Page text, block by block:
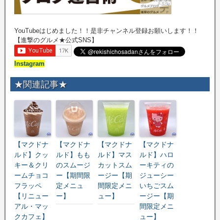
YouTubeはじめました！！是非チャンネル登録お願いします！！
【進撃のグルメ★公式SNS】
Instagram
★関連記事★
【マクドナ
ルド】クッ
キー＆クリ
ームチョコ
フラッペ
【リニュー
アル・マッ
クカフェ】
【マクドナ
ルド】もも
のスムージ
ー【期間限
定メニュ
ー】
【マクドナ
ルド】マス
カットスム
ージー【期
間限定メニ
ュー】
【マクドナ
ルド】ハロ
ーキティの
ジューシー
いちごスム
ージー【期
間限定メニ
ュー】